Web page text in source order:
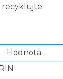
recyklujte.
Hodnota